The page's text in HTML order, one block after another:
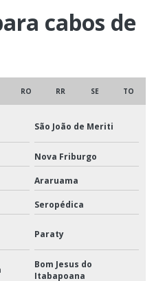
cabos de
RO RR SE TO
São João de Meriti
Nova Friburgo
Araruama
Seropédica
Paraty
Bom Jesus do
Itabapoana